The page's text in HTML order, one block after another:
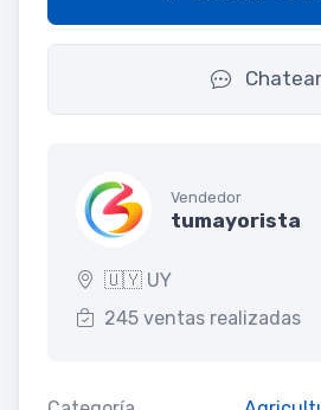
Chatear
Vendedor
tumayorista
🇺🇾 UY
245 ventas realizadas